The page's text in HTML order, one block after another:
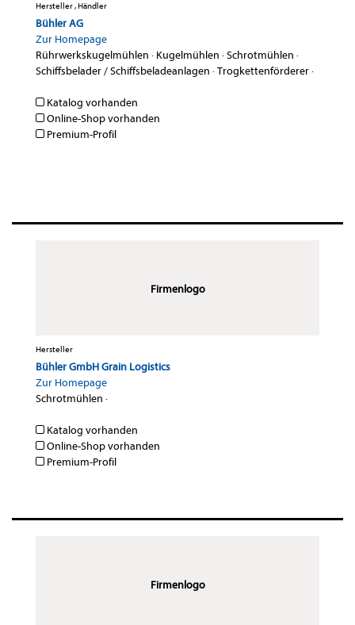
Hersteller , Händler
Bühler AG
Zur Homepage
Rührwerkskugelmühlen · Kugelmühlen ·Schrotmühlen ·
Schiffsbelader / Schiffsbeladeanlagen ·Trogkettenförderer·
Katalog vorhanden
Online-Shop vorhanden
Premium-Profil
Firmenlogo
Hersteller
Bühler GmbH Grain Logistics
Zur Homepage
Schrotmühlen ·
Katalog vorhanden
Online-Shop vorhanden
Premium-Profil
Firmenlogo